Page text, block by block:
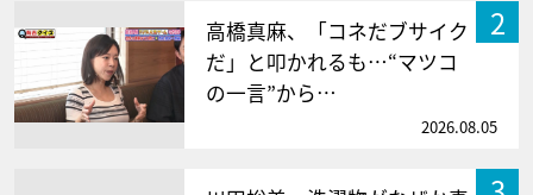
2
高橋真麻、「コネだブサイク
だ」と叩かれるも…“マツコ
の一言”から…
2026.08.05